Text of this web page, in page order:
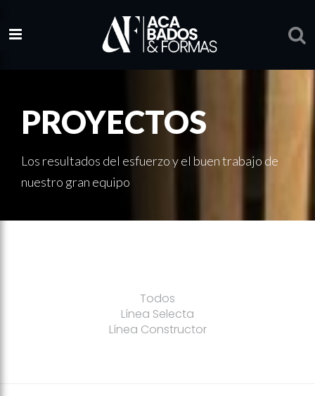
PROYECTOS
Los resultados del esfuerzo y el buen trabajo de
nuestro gran equipo
Todos
Línea Selecta
Línea Constructor